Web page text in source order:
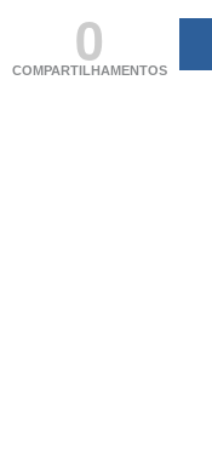
0
COMPARTILHAMENTOS